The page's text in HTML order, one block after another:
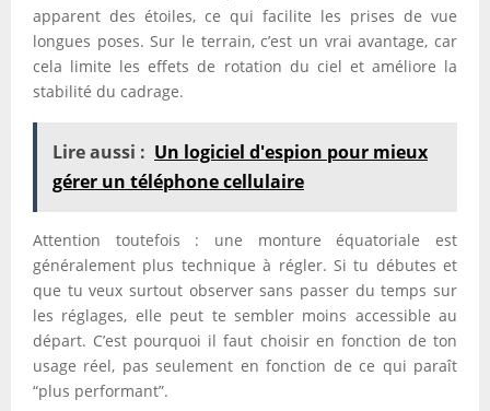
apparent des étoiles, ce qui facilite les prises de vue
longues poses. Sur le terrain, c’est un vrai avantage, car
cela limite les effets de rotation du ciel et améliore la
stabilité du cadrage.
Lire aussi : Un logiciel d'espion pour mieux
gérer un téléphone cellulaire
Attention toutefois : une monture équatoriale est
généralement plus technique à régler. Si tu débutes et
que tu veux surtout observer sans passer du temps sur
les réglages, elle peut te sembler moins accessible au
départ. C’est pourquoi il faut choisir en fonction de ton
usage réel, pas seulement en fonction de ce qui paraît
“plus performant”.